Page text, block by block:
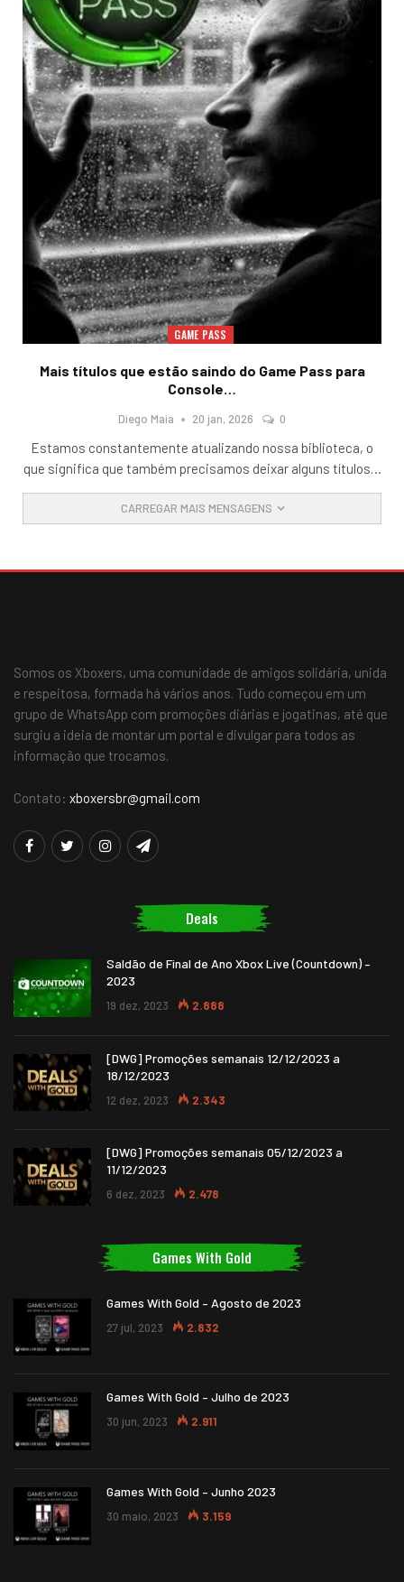
GAME PASS
Mais títulos que estão saindo do Game Pass para
Console…
Diego Maia 20 jan, 2026 0
Estamos constantemente atualizando nossa biblioteca, o
que significa que também precisamos deixar alguns títulos…
CARREGAR MAIS MENSAGENS
Somos os Xboxers, uma comunidade de amigos solidária, unida
e respeitosa, formada há vários anos. Tudo começou em um
grupo de WhatsApp com promoções diárias e jogatinas, até que
surgiu a ideia de montar um portal e divulgar para todos as
informação que trocamos.
Contato: xboxersbr@gmail.com
Deals
Saldão de Final de Ano Xbox Live (Countdown) –
2023
19 dez, 2023 2.888
[DWG] Promoções semanais 12/12/2023 a
18/12/2023
12 dez, 2023 2.343
[DWG] Promoções semanais 05/12/2023 a
11/12/2023
6 dez, 2023 2.478
Games With Gold
Games With Gold – Agosto de 2023
27 jul, 2023 2.832
Games With Gold – Julho de 2023
30 jun, 2023 2.911
Games With Gold – Junho 2023
30 maio, 2023 3.159